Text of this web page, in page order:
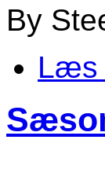
By
Læs